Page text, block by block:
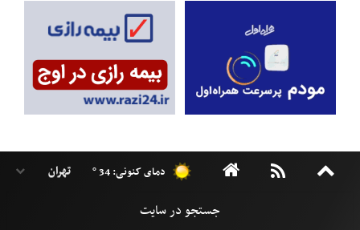
دمای کنونی: 34 °